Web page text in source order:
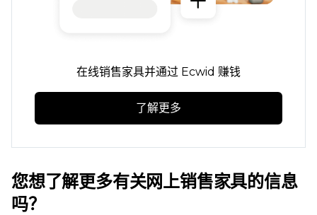
在线销售家具并通过 Ecwid 赚钱
了解更多
您想了解更多有关网上销售家具的信息
吗？